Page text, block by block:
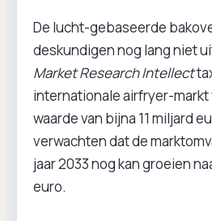
De lucht-gebaseerde
deskundigen nog lang niet
Market Research Intellect
internationale airfryer-markt
waarde van bijna 11 miljard
verwachten dat de
jaar 2033 nog kan groeien
euro.